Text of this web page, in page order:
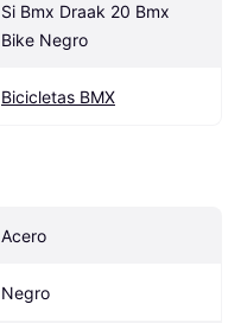
Si Bmx Draak 20 Bmx
Bike Negro
Bicicletas BMX
Acero
Negro